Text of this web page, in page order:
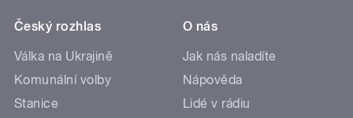
Český rozhlas
Válka na Ukrajině
Komunální volby
Stanice
O nás
Jak nás naladíte
Nápověda
Lidé v rádiu